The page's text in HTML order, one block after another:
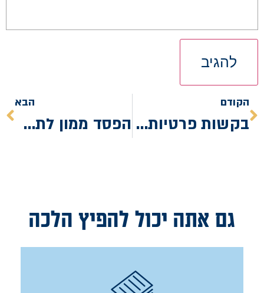
הקודם
בקשות פרטיות ביום טוב
הבא
הפסד ממון לתפילה בציבור
גם אתה יכול להפיץ הלכה